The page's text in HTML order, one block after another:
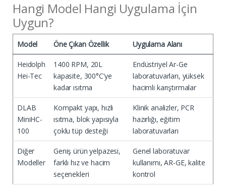
Hangi Model Hangi Uygulama İçin
Uygun?
Model Öne Çıkan Özellik Uygulama Alanı
Heidolph
Hei-Tec
1400 RPM, 20L
kapasite, 300°C’ye
kadar ısıtma
Endüstriyel Ar-Ge
laboratuvarları, yüksek
hacimli karıştırmalar
DLAB
MiniHC-
100
Kompakt yapı, hızlı
ısıtma, blok yapısıyla
çoklu tüp desteği
Klinik analizler, PCR
hazırlığı, eğitim
laboratuvarları
Diğer
Modeller
Geniş ürün yelpazesi,
farklı hız ve hacim
seçenekleri
Genel laboratuvar
kullanımı, AR-GE, kalite
kontrol